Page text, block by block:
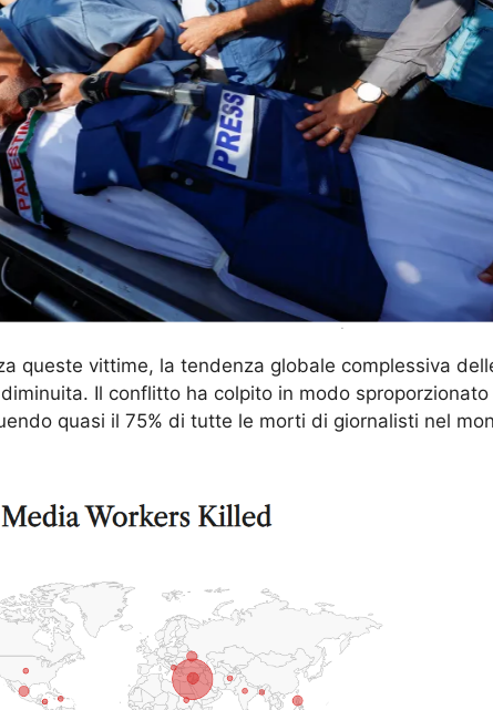
queste vittime, la tendenza globale complessiva
Il conflitto ha colpito in modo sproporzionato
quasi il 75% di tutte le morti di giornalisti nel